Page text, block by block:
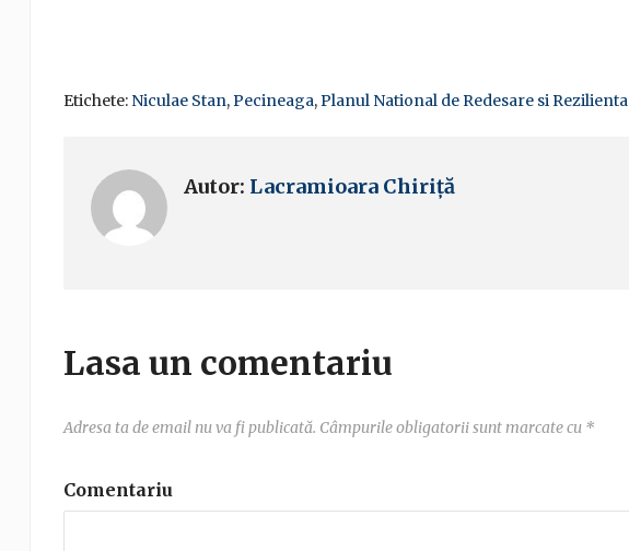
Etichete: Niculae Stan,Pecineaga,Planul National de Redesare si Rezilienta
Autor: Lacramioara Chiriță
Lasa un comentariu
Adresa ta de email nu va fi publicată. Câmpurile obligatorii sunt marcate cu *
Comentariu